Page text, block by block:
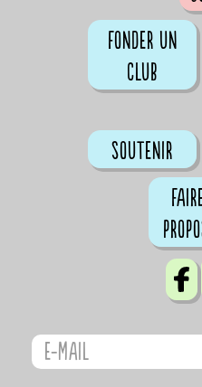
Fonder un
club
Soutenir